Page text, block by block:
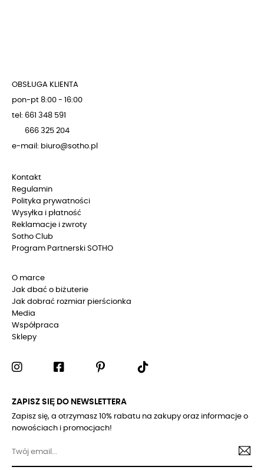
OBSŁUGA KLIENTA
pon-pt 8:00 - 16:00
tel: 661 348 591
666 325 204
e-mail: biuro@sotho.pl
Kontakt
Regulamin
Polityka prywatności
Wysyłka i płatność
Reklamacje i zwroty
Sotho Club
Program Partnerski SOTHO
O marce
Jak dbać o biżuterie
Jak dobrać rozmiar pierścionka
Media
Współpraca
Sklepy
ZAPISZ SIĘ DO NEWSLETTERA
Zapisz się, a otrzymasz 10% rabatu na zakupy oraz informacje o
nowościach i promocjach!